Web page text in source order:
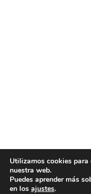
Utilizamos cookies para
nuestra web.
Puedes aprender más
en los ajustes.